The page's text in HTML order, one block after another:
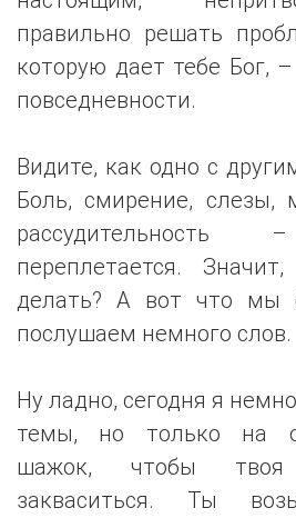
правильно решать
которую дает тебе Бог,
повседневности.
Видите, как одно с
Боль, смирение, слезы,
переплетается.
делать? А вот что мы
послушаем немного слов.
Ну ладно, сегодня я
темы, но только на
шажок, чтобы
закваситься. Ты